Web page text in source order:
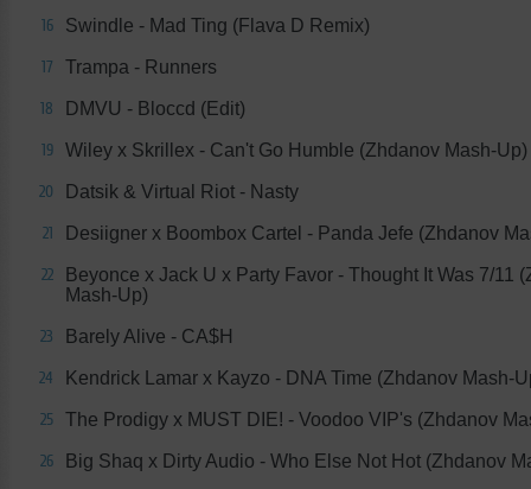
16 Swindle - Mad Ting (Flava D Remix)
17 Trampa - Runners
18 DMVU - Bloccd (Edit)
19 Wiley x Skrillex - Can't Go Humble (Zhdanov Mash-Up)
20 Datsik & Virtual Riot - Nasty
21 Desiigner x Boombox Cartel - Panda Jefe (Zhdanov
22
Beyonce x Jack U x Party Favor - Thought It Was 7/11
Mash-Up)
23 Barely Alive - CA$H
24 Kendrick Lamar x Kayzo - DNA Time (Zhdanov Mash-
25 The Prodigy x MUST DIE! - Voodoo VIP's (Zhdanov
26 Big Shaq x Dirty Audio - Who Else Not Hot (Zhdanov